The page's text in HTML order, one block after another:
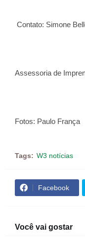
Contato: Simone
Assessoria de
Fotos: Paulo França
Tags: W3 notícias
Facebook
Você vai gostar